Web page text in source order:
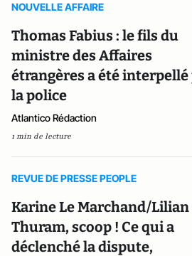
NOUVELLE AFFAIRE
Thomas Fabius : le fils du
ministre des Affaires
étrangères a été interpellé
la police
Atlantico Rédaction
1 min de lecture
REVUE DE PRESSE PEOPLE
Karine Le Marchand/Lilian
Thuram, scoop ! Ce qui a
déclenché la dispute,